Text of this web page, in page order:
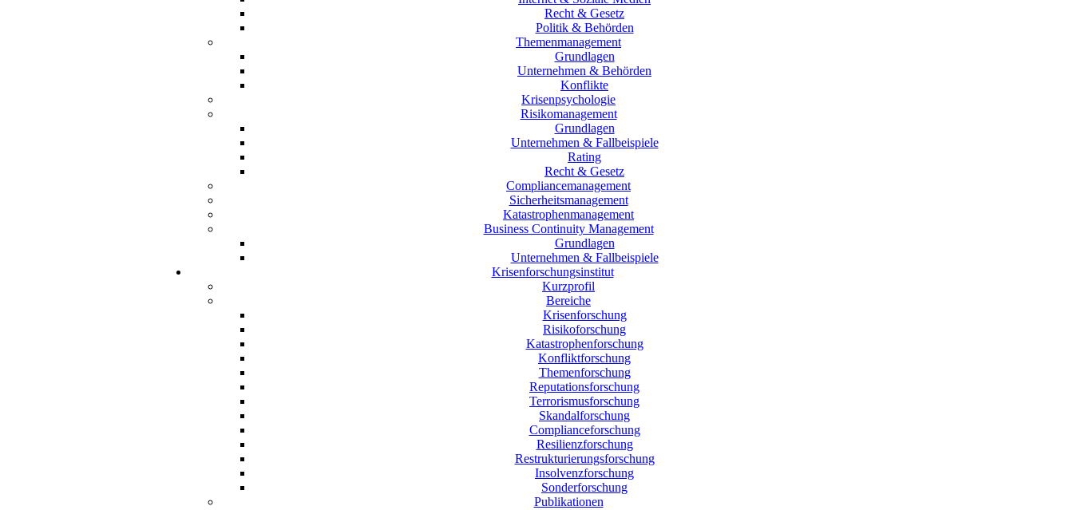
Recht & Gesetz
Politik & Behörden
Themenmanagement
Grundlagen
Unternehmen & Behörden
Konflikte
Krisenpsychologie
Risikomanagement
Grundlagen
Unternehmen & Fallbeispiele
Rating
Recht & Gesetz
Compliancemanagement
Sicherheitsmanagement
Katastrophenmanagement
Business Continuity Management
Grundlagen
Unternehmen & Fallbeispiele
Krisenforschungsinstitut
Kurzprofil
Bereiche
Krisenforschung
Risikoforschung
Katastrophenforschung
Konfliktforschung
Themenforschung
Reputationsforschung
Terrorismusforschung
Skandalforschung
Complianceforschung
Resilienzforschung
Restrukturierungsforschung
Insolvenzforschung
Sonderforschung
Publikationen